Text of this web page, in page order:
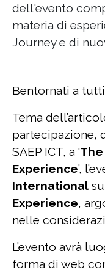
dell'evento
materia di
Journey e di
Bentornati a
Tema
partecipazione,
SAEP ICT, a ‘
Experience’,
International
Experience,
nelle
L’evento avrà
forma di web